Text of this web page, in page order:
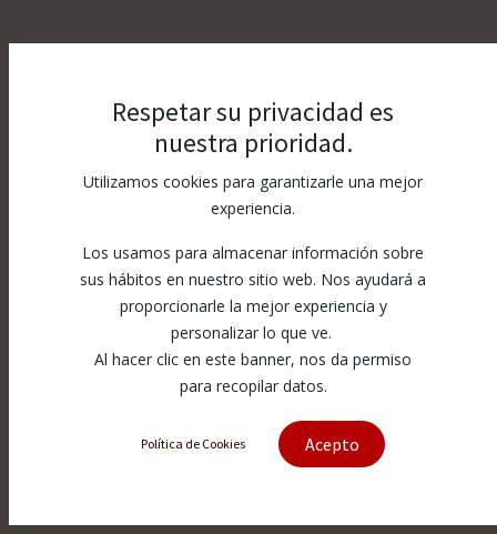
[303291] Adapter Block Stud
Respetar su privacidad es
nuestra prioridad.
Utilizamos cookies para garantizarle una mejor
experiencia.
Los usamos para almacenar información sobre
sus hábitos en nuestro sitio web. Nos ayudará a
proporcionarle la mejor experiencia y
personalizar lo que ve.
Al hacer clic en este banner, nos da permiso
para recopilar datos.
Política de Cookies Acepto